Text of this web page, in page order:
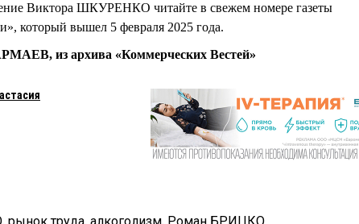
Виктора ШКУРЕНКО читайте в свежем номере газеты
который вышел 5 февраля 2025 года.
из архива «Коммерческих Вестей»